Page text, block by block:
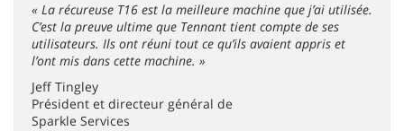
« La récureuse T16 est la meilleure machine que j’ai utilisée.
C’est la preuve ultime que Tennant tient compte de ses
utilisateurs. Ils ont réuni tout ce qu’ils avaient appris et
l’ont mis dans cette machine. »
Jeff Tingley
Président et directeur général de
Sparkle Services